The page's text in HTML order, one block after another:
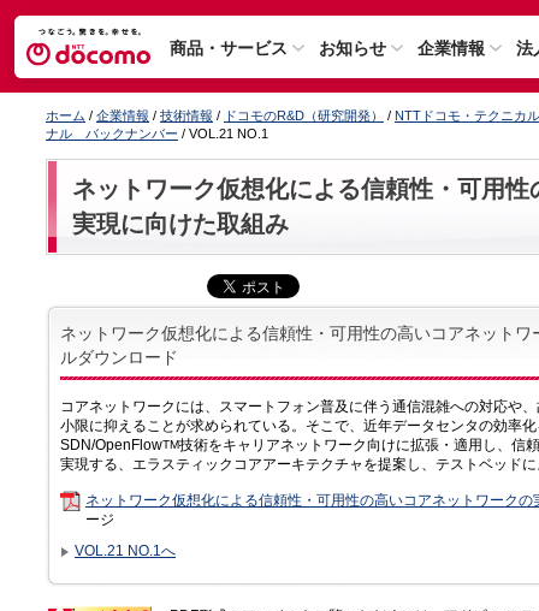
商品・サービス お知らせ 企業情報 法
ホーム / 企業情報 / 技術情報 / ドコモのR&D（研究開発） / NTTドコモ・テクニカ
ナル バックナンバー / VOL.21 NO.1
ネットワーク仮想化による信頼性・可用
実現に向けた取組み
ネットワーク仮想化による信頼性・可用性の高いコアネット
ルダウンロード
コアネットワークには、スマートフォン普及に伴う通信混雑への対応や
小限に抑えることが求められている。そこで、近年データセンタの効率
SDN/OpenFlowTM技術をキャリアネットワーク向けに拡張・適用し、信
実現する、エラスティックコアアーキテクチャを提案し、テストベッド
ネットワーク仮想化による信頼性・可用性の高いコアネットワークの
ージ
VOL.21 NO.1へ